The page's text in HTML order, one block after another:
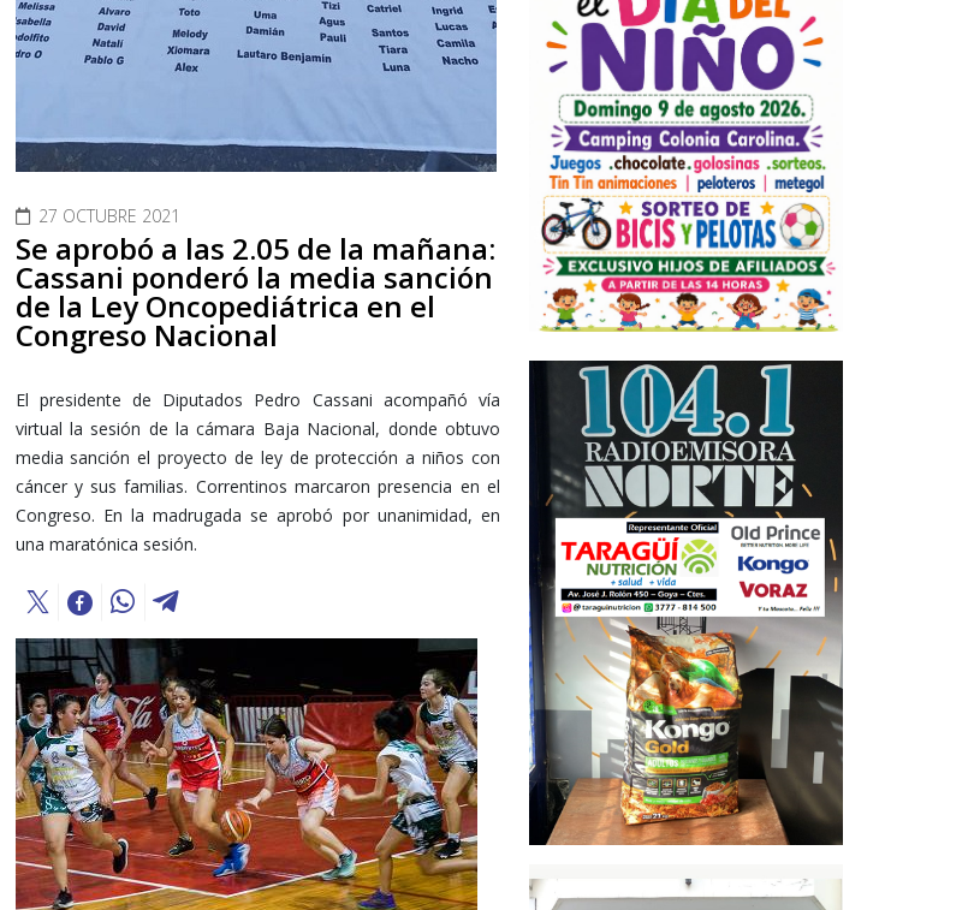
27 OCTUBRE 2021
Se aprobó a las 2.05 de la mañana:
Cassani ponderó la media sanción
de la Ley Oncopediátrica en el
Congreso Nacional
El presidente de Diputados Pedro Cassani acompañó vía
virtual la sesión de la cámara Baja Nacional, donde obtuvo
media sanción el proyecto de ley de protección a niños con
cáncer y sus familias. Correntinos marcaron presencia en el
Congreso. En la madrugada se aprobó por unanimidad, en
una maratónica sesión.